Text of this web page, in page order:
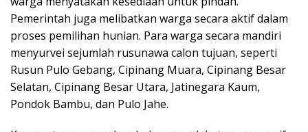
Pemerintah juga melibatkan warga secara aktif dalam
proses pemilihan hunian. Para warga secara mandiri
menyurvei sejumlah rusunawa calon tujuan, seperti
Rusun Pulo Gebang, Cipinang Muara, Cipinang Besar
Selatan, Cipinang Besar Utara, Jatinegara Kaum,
Pondok Bambu, dan Pulo Jahe.